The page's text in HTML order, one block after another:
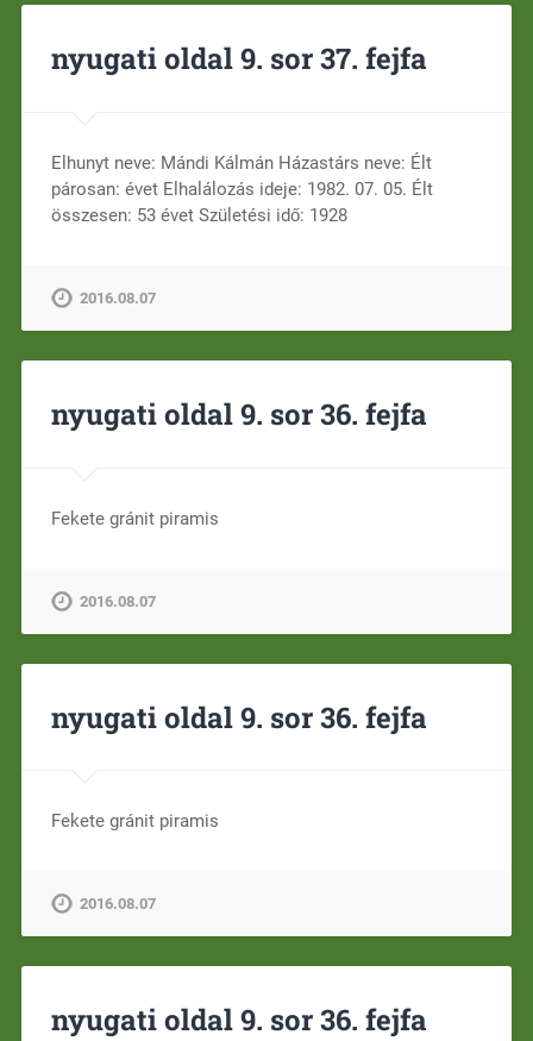
nyugati oldal 9. sor 37. fejfa
Elhunyt neve: Mándi Kálmán Házastárs neve: Élt
párosan: évet Elhalálozás ideje: 1982. 07. 05. Élt
összesen: 53 évet Születési idő: 1928
2016.08.07
nyugati oldal 9. sor 36. fejfa
Fekete gránit piramis
2016.08.07
nyugati oldal 9. sor 36. fejfa
Fekete gránit piramis
2016.08.07
nyugati oldal 9. sor 36. fejfa